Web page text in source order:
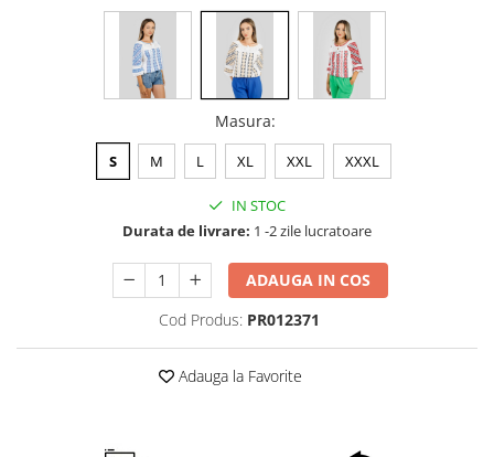
Masura:
S M L XL XXL XXXL
IN STOC
Durata de livrare: 1 -2 zile lucratoare
ADAUGA IN COS
Cod Produs: PR012371
Adauga la Favorite